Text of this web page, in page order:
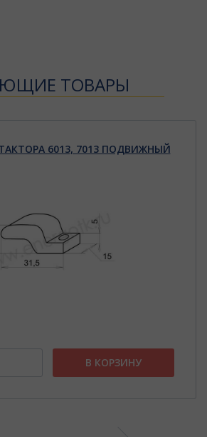
ТОВАРЫ
6013, 7013 ПОДВИЖНЫЙ
В КОРЗИНУ